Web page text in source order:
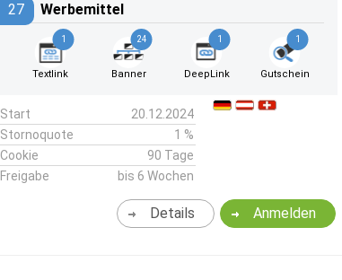
27 Werbemittel
1
Textlink
24
Banner
1
DeepLink
1
Gutschein
Start
20.12.2024
Stornoquote
1 %
Cookie
90 Tage
Freigabe
bis 6 Wochen
Anmelden
Details